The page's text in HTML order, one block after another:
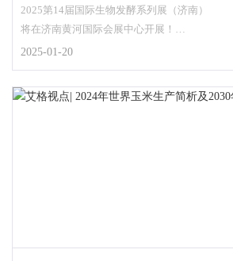
2025第14届国际生物发酵系列展（济南）
将在济南黄河国际会展中心开展！
2025第14届国际生物发酵系列展（济南）同
技术装备专题展&rdq
2025-01-20